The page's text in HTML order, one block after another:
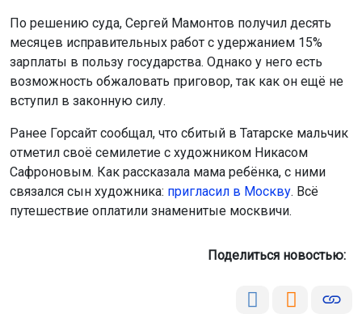
По решению суда, Сергей Мамонтов получил десять
месяцев исправительных работ с удержанием 15%
зарплаты в пользу государства. Однако у него есть
возможность обжаловать приговор, так как он ещё не
вступил в законную силу.
Ранее Горсайт сообщал, что сбитый в Татарске мальчик
отметил своё семилетие с художником Никасом
Сафроновым. Как рассказала мама ребёнка, с ними
связался сын художника: пригласил в Москву. Всё
путешествие оплатили знаменитые москвичи.
Поделиться новостью: